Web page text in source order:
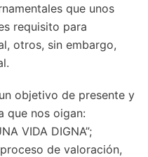
que unos
requisito para
otros, sin embargo,
objetivo de presente y
que nos oigan:
VIDA DIGNA”;
de valoración,